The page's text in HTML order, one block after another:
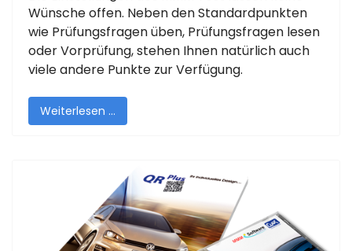
Wünsche offen. Neben den Standardpunkten
wie Prüfungsfragen üben, Prüfungsfragen lesen
oder Vorprüfung, stehen Ihnen natürlich auch
viele andere Punkte zur Verfügung.
Weiterlesen …